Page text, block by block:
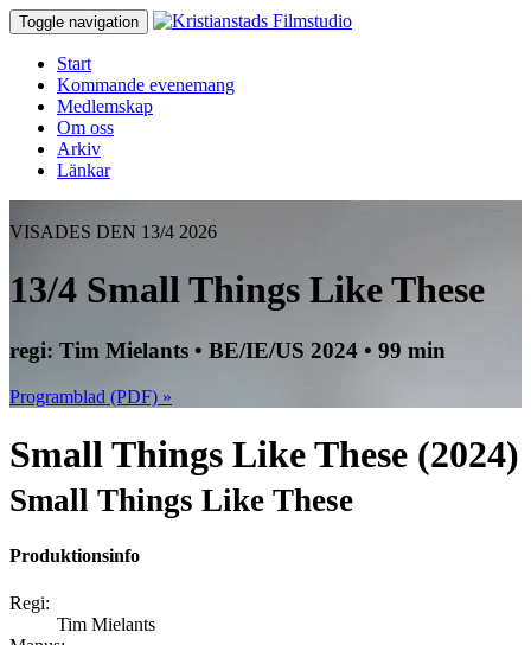
Toggle navigation
Start
Kommande evenemang
Medlemskap
Om oss
Arkiv
Länkar
VISADES DEN 13/4 2026
13/4 Small Things Like These
regi: Tim Mielants • BE/IE/US 2024 • 99 min
Programblad (PDF) »
Small Things Like These (2024)
Small Things Like These
Produktionsinfo
Regi:
Tim Mielants